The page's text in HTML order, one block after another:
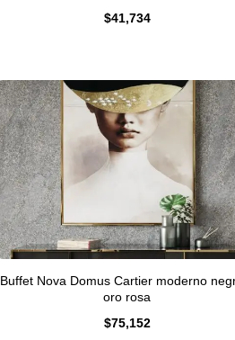
$41,734
Buffet Nova Domus Cartier moderno
oro rosa
$75,152